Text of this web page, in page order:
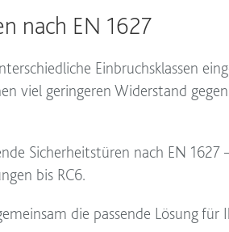
nach EN 1627
Einbruchsklassen
viel geringeren Widerstand
Sicherheitstüren nach EN 1627
bis RC6.
die passende Lösung für